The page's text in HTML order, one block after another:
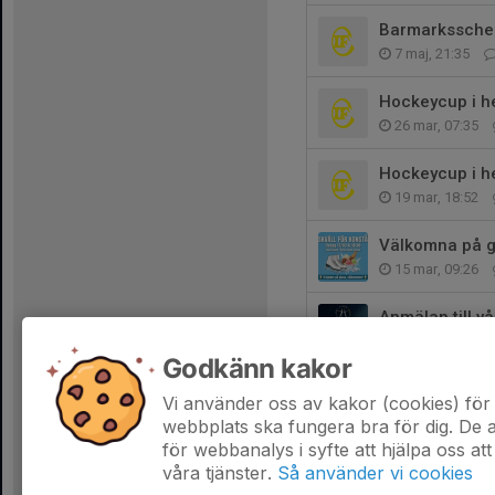
7 maj, 21:35
Hockeycup i
26 mar, 07:35
Hockeycup i
19 mar, 18:52
Välkomna på
15 mar, 09:26
Anmälan till
1 mar, 21:13
Godkänn kakor
Vi använder oss av kakor (cookies)
webbplats ska fungera bra för dig. De
för webbanalys i syfte att hjälpa oss
våra tjänster. Så använder vi cookies